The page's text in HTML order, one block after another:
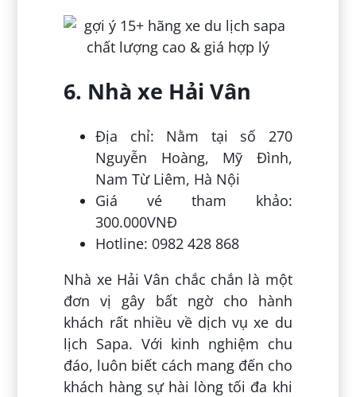
6. Nhà xe Hải Vân
Địa chỉ: Nằm tại số 270
Nguyễn Hoàng, Mỹ Đình,
Nam Từ Liêm, Hà Nội
Giá vé tham khảo:
300.000VNĐ
Hotline: 0982 428 868
Nhà xe Hải Vân chắc chắn là một
đơn vị gây bất ngờ cho hành
khách rất nhiều về dịch vụ xe du
lịch Sapa. Với kinh nghiệm chu
đáo, luôn biết cách mang đến cho
khách hàng sự hài lòng tối đa khi